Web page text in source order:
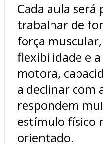
Cada aula será
trabalhar de
força
flexibilidade e
motora,
a declinar com
respondem
estímulo físico
orientado.